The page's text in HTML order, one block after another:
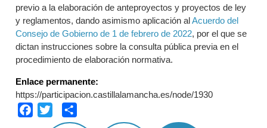
previo a la elaboración de anteproyectos y proyectos de ley
y reglamentos, dando asimismo aplicación alAcuerdo del
Consejo de Gobierno de 1 de febrero de 2022, por el que se
dictan instrucciones sobre la consulta pública previa en el
procedimiento de elaboración normativa.
Enlace permanente:
https://participacion.castillalamancha.es/node/1930
Facebook
Twitter